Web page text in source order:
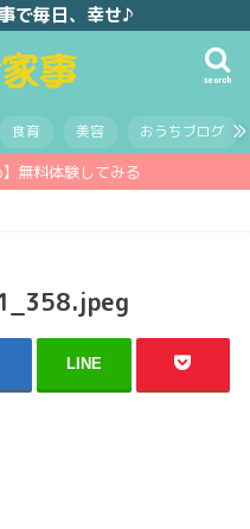
で毎日、幸せ♪
search
食育 美容 おうちブログ
無料体験してみる
LINE